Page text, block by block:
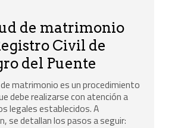
de matrimonio
Civil de
del Puente
matrimonio es un procedimiento
debe realizarse con atención a
legales establecidos. A
se detallan los pasos a seguir: